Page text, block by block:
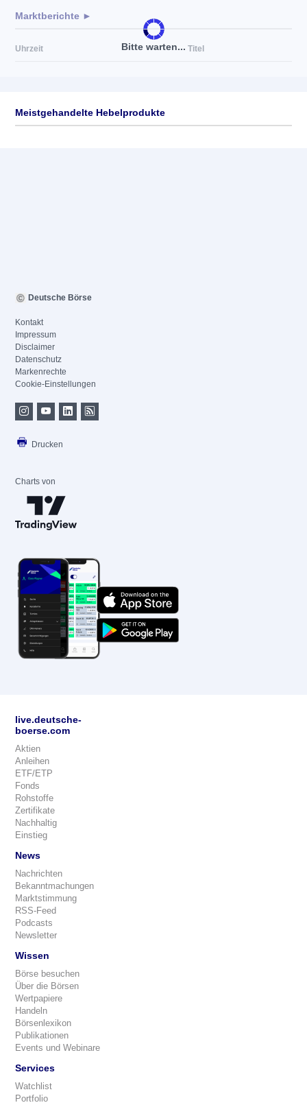
Bitte warten...
Marktberichte ►
Uhrzeit Titel
Meistgehandelte Hebelprodukte
Deutsche Börse
Kontakt
Impressum
Disclaimer
Datenschutz
Markenrechte
Cookie-Einstellungen
Drucken
Charts von
live.deutsche-
boerse.com
Aktien
Anleihen
ETF/ETP
Fonds
Rohstoffe
Zertifikate
Nachhaltig
Einstieg
News
Nachrichten
Bekanntmachungen
Marktstimmung
RSS-Feed
Podcasts
Newsletter
Wissen
Börse besuchen
Über die Börsen
Wertpapiere
Handeln
Börsenlexikon
Publikationen
Events und Webinare
Services
Watchlist
Portfolio